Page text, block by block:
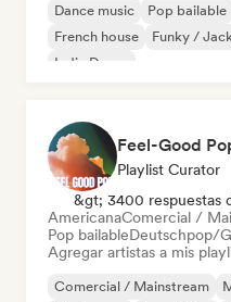
Dance music Pop bailable
French house
Funky /
Indie Dance
Feel-Good
Playlist Curator
&gt; 3400 respuestas
AmericanaComercial /
Pop bailableDeutschpop/
Agregar artistas a mis
Comercial / Mainstream